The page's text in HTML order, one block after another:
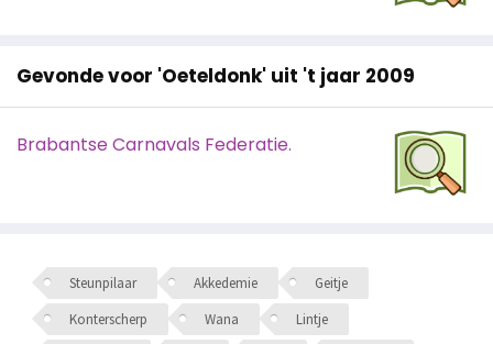
Gevonde voor 'Oeteldonk' uit 't jaar 2009
Brabantse Carnavals Federatie.
Steunpilaar Akkedemie
Geitje
Konterscherp
Wana
Lintje